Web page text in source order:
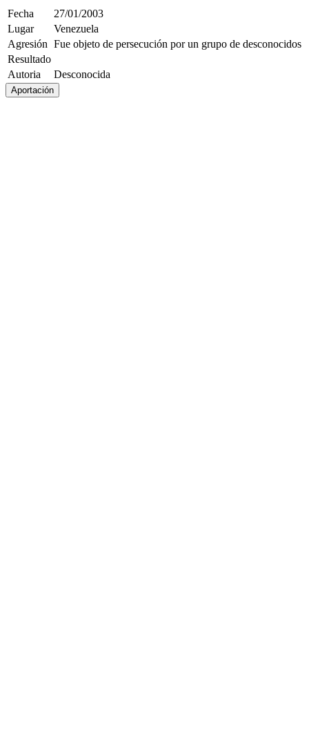
Fecha
27/01/2003
Lugar
Venezuela
Agresión Fue objeto de persecución por un grupo de desconocidos
Resultado
Autoria
Desconocida